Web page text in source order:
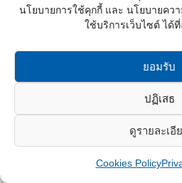
นโยบายการใช้คุกกี้ และ นโยบายคว
ใช้บริการเว็บไซต์ ได้
ยอมรับ
ปฏิเสธ
ดูรายละเอี
Cookies Policy
By
Web content - JWS 08/06/2021
มุ่งหน้าฉีดวัคซีนให้พี่น้องแรงงา
ของ JWS รวมทั้งสิ้น 1,917 คน
ป้องกัน COVID 19 แล้ว
JWS Construction Co.,Ltd. ©